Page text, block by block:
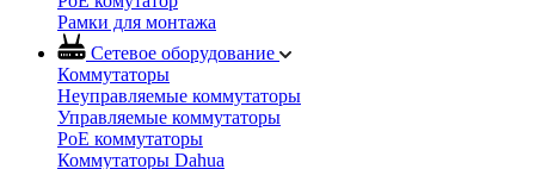
Рамки для монтажа
Сетевое оборудование
Коммутаторы
Неуправляемые коммутаторы
Управляемые коммутаторы
PoE коммутаторы
Коммутаторы Dahua